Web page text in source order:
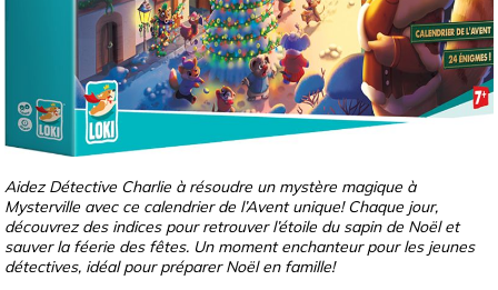
Aidez Détective Charlie à résoudre un mystère magique à
Mysterville avec ce calendrier de l’Avent unique! Chaque jour,
découvrez des indices pour retrouver l’étoile du sapin de Noël et
sauver la féerie des fêtes. Un moment enchanteur pour les jeunes
détectives, idéal pour préparer Noël en famille!